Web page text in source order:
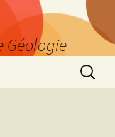
Géologie